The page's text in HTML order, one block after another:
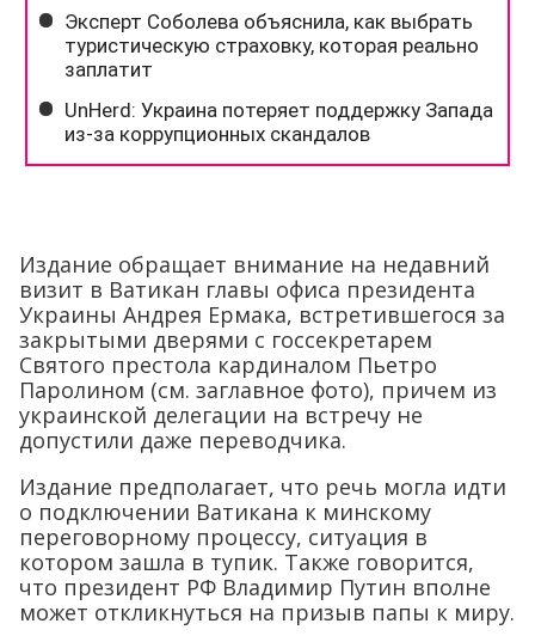
Издание обращает внимание на недавний
визит в Ватикан главы офиса президента
Украины Андрея Ермака, встретившегося за
закрытыми дверями с госсекретарем
Святого престола кардиналом Пьетро
Паролином (см. заглавное фото), причем из
украинской делегации на встречу не
допустили даже переводчика.
Издание предполагает, что речь могла идти
о подключении Ватикана к минскому
переговорному процессу, ситуация в
котором зашла в тупик. Также говорится,
что президент РФ Владимир Путин вполне
может откликнуться на призыв папы к миру.